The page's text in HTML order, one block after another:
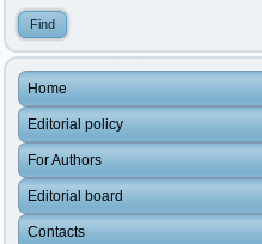
Home
Editorial policy
For Authors
Editorial board
Contacts